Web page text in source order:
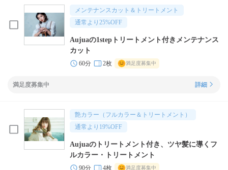
メンテナンスカット＆トリートメント
通常より 25%OFF
Aujuaの1stepトリートメント付きメンテナンス
カット
60分 2枚 満足度募集中
満足度募集中 詳細
艶カラー（フルカラー＆トリートメント）
通常より 19%OFF
Aujuaのトリートメント付き、ツヤ髪に導くフ
ルカラー・トリートメント
90分 4枚 満足度募集中